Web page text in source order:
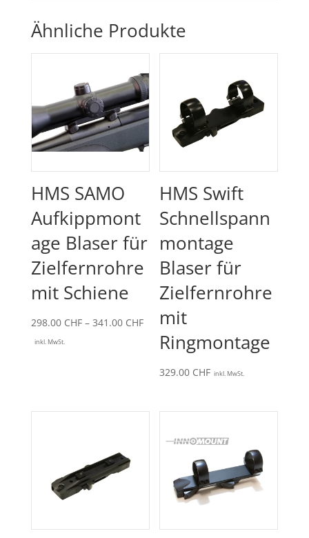
Ähnliche Produkte
HMS SAMO
Aufkippmont
age Blaser für
Zielfernrohre
mit Schiene
298.00 CHF – 341.00 CHFPreisspanne:
298.00 CHF
341.00 CHF
inkl. MwSt.
HMS Swift
Schnellspann
montage
Blaser für
Zielfernrohre
mit
Ringmontage
329.00 CHF inkl. MwSt.